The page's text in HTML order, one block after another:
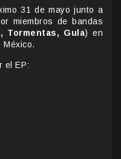
31 de mayo junto a
miembros de bandas
Tormentas, Gula) en
el EP: